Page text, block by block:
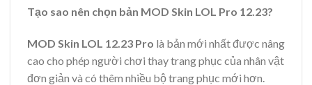
Tạo sao nên chọn bản MOD Skin LOL Pro 12.23?
MOD Skin LOL 12.23 Pro là bản mới nhất được nâng
cao cho phép người chơi thay trang phục của nhân vật
đơn giản và có thêm nhiều bộ trang phục mới hơn.